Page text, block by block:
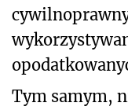
Tym samym,